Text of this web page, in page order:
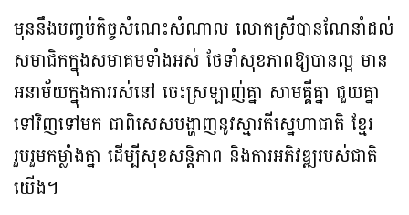
មុននឹងបញ្ចប់កិច្ចសំណេះសំណាល លោកស្រីបានណែនាំដល់
សមាជិកក្នុងសមាគមទាំងអស់ ថែទាំសុខភាពឱ្យបានល្អ មាន
អនាម័យក្នុងការរស់នៅ ចេះស្រឡាញ់គ្នា សាមគ្គីគ្នា ជួយគ្នា
ទៅវិញទៅមក ជាពិសេសបង្ហាញនូវស្មារតីស្នេហាជាតិ ខ្មែរ
រួបរួមកម្លាំងគ្នា ដើម្បីសុខសន្តិភាព និងការអភិវឌ្ឍរបស់ជាតិ
យើង។